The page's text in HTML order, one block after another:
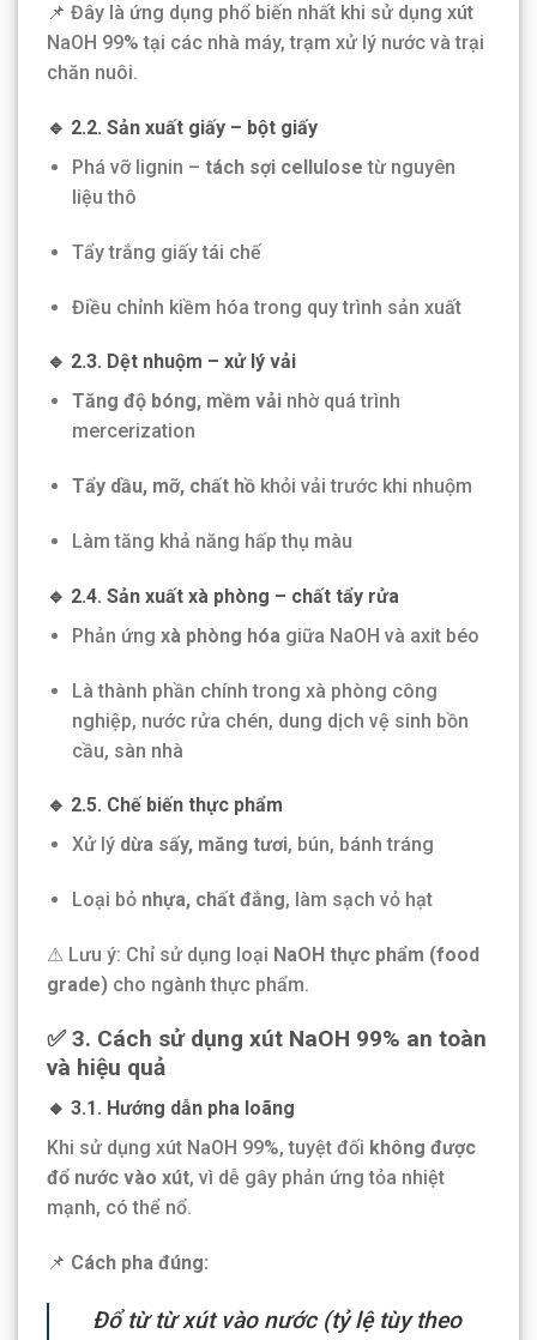
📌 Đây là ứng dụng phổ biến nhất khi sử dụng xút
NaOH 99% tại các nhà máy, trạm xử lý nước và trại
chăn nuôi.
🔹 2.2. Sản xuất giấy – bột giấy
Phá vỡ lignin – tách sợi cellulose từ nguyên
liệu thô
Tẩy trắng giấy tái chế
Điều chỉnh kiềm hóa trong quy trình sản xuất
🔹 2.3. Dệt nhuộm – xử lý vải
Tăng độ bóng, mềm vảinhờ quá trình
mercerization
Tẩy dầu, mỡ, chất hồkhỏi vải trước khi nhuộm
Làm tăng khả năng hấp thụ màu
🔹 2.4. Sản xuất xà phòng – chất tẩy rửa
Phản ứng xà phòng hóa giữa NaOH và axit béo
Là thành phần chính trong xà phòng công
nghiệp, nước rửa chén, dung dịch vệ sinh bồn
cầu, sàn nhà
🔹 2.5. Chế biến thực phẩm
Xử lý dừa sấy, măng tươi, bún, bánh tráng
Loại bỏ nhựa, chất đắng, làm sạch vỏ hạt
⚠ Lưu ý: Chỉ sử dụng loại NaOH thực phẩm (food
grade) cho ngành thực phẩm.
✅ 3. Cách sử dụng xút NaOH 99% an toàn
và hiệu quả
🔸 3.1. Hướng dẫn pha loãng
Khi sử dụng xút NaOH 99%, tuyệt đối không được
đổ nước vào xút, vì dễ gây phản ứng tỏa nhiệt
mạnh, có thể nổ.
📌 Cách pha đúng:
Đổ từ từ xút vào nước (tỷ lệ tùy theo